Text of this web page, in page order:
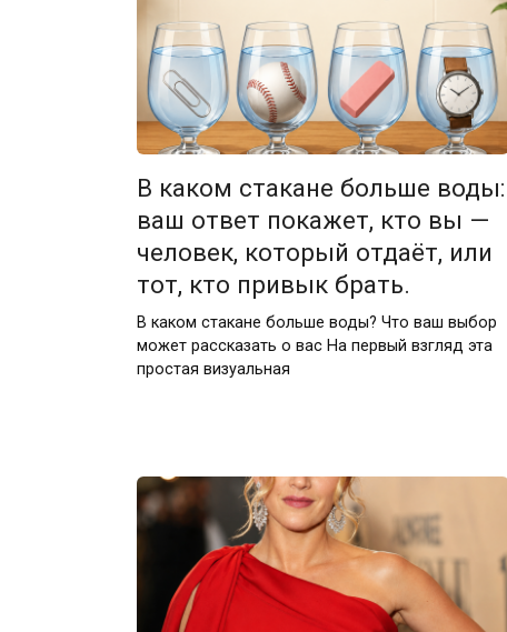
В каком стакане больше воды:
ваш ответ покажет, кто вы —
человек, который отдаёт, или
тот, кто привык брать.
В каком стакане больше воды? Что ваш выбор
может рассказать о вас На первый взгляд эта
простая визуальная